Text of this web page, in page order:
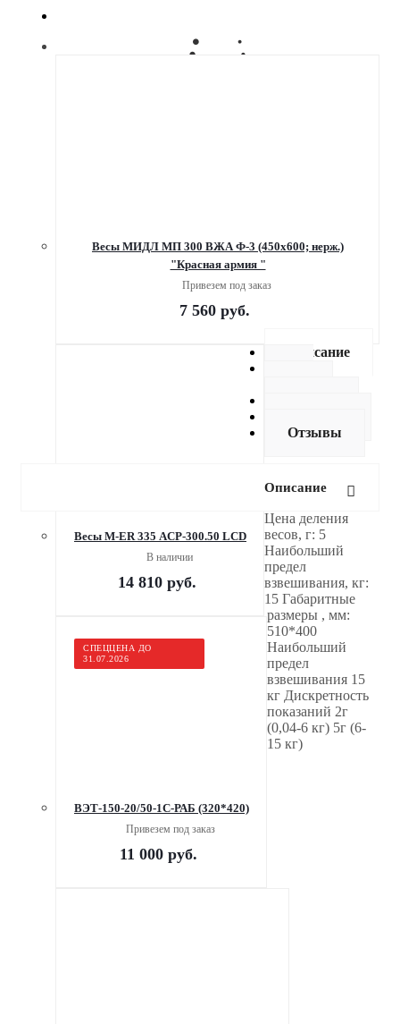
Весы МИДЛ МП 300 ВЖА Ф-3 (450х600; нерж.)
"Красная армия "
Привезем под заказ
7 560 руб.
Весы M-ER 335 ACP-300.50 LCD
В наличии
14 810 руб.
СПЕЦЦЕНА ДО
31.07.2026
ВЭТ-150-20/50-1С-РАБ (320*420)
Привезем под заказ
11 000 руб.
Описание
Отзывы
Описание
Цена деления
весов, г: 5
Наибольший
предел
взвешивания, кг:
15 Габаритные
размеры , мм:
510*400
Наибольший
предел
взвешивания 15
кг Дискретность
показаний 2г
(0,04-6 кг) 5г (6-
15 кг)